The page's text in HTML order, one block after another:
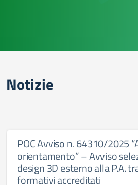
Notizie
POC Avviso n. 64310/2025
orientamento” – Avviso
design 3D esterno alla P.A.
formativi accreditati